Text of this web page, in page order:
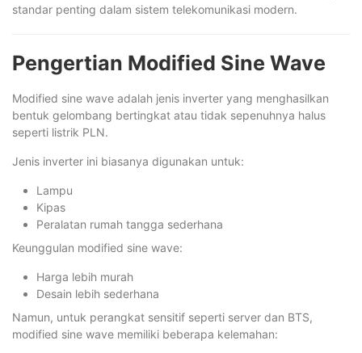
standar penting dalam sistem telekomunikasi modern.
Pengertian Modified Sine Wave
Modified sine wave adalah jenis inverter yang menghasilkan
bentuk gelombang bertingkat atau tidak sepenuhnya halus
seperti listrik PLN.
Jenis inverter ini biasanya digunakan untuk:
Lampu
Kipas
Peralatan rumah tangga sederhana
Keunggulan modified sine wave:
Harga lebih murah
Desain lebih sederhana
Namun, untuk perangkat sensitif seperti server dan BTS,
modified sine wave memiliki beberapa kelemahan: